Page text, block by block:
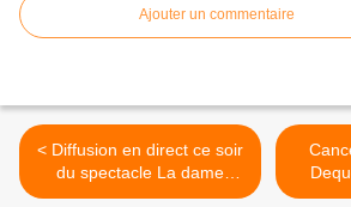
Ajouter un commentaire
< Diffusion en direct ce soir
du spectacle La dame
blanche.
France